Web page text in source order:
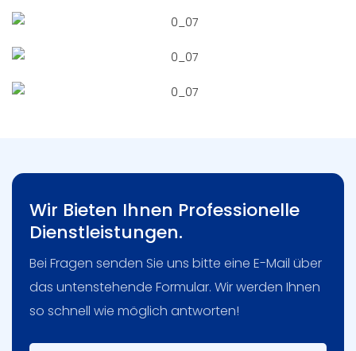
Wir Bieten Ihnen Professionelle
Dienstleistungen.
Bei Fragen senden Sie uns bitte eine E-Mail über
das untenstehende Formular. Wir werden Ihnen
so schnell wie möglich antworten!